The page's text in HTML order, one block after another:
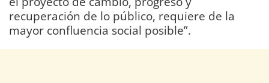
recuperación de lo público, requiere de la
mayor confluencia social posible”.